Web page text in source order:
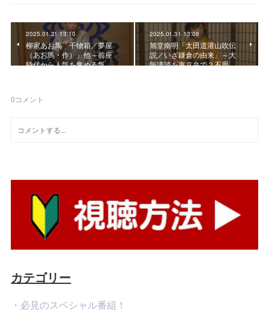
2025.01.31 13:10
柳家あお馬「干物箱／夢屋
（あお馬・作）」他～前座
時代から人気を集める気…
2025.01.31 13:08
旭堂南明「太田道灌山吹伝
説／いざ鎌倉の由来」～大
阪講談を東京弁で？不思…
0コメント
カテゴリー
・必見のスペシャル番組！